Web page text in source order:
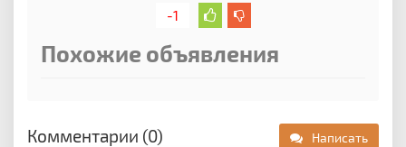
-1
Похожие объявления
Комментарии (0) Написать